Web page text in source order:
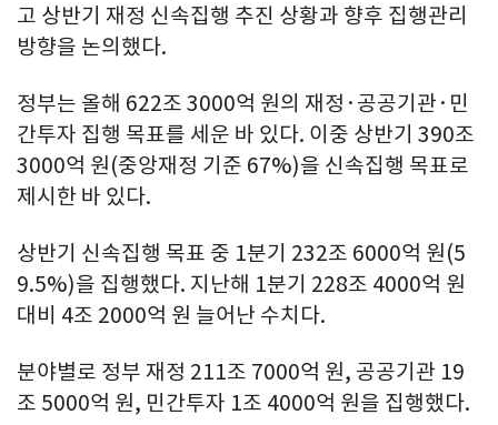
고 상반기 재정 신속집행 추진 상황과 향후 집행관리
방향을 논의했다.
정부는 올해 622조 3000억 원의 재정·공공기관·민
간투자 집행 목표를 세운 바 있다. 이중 상반기 390조
3000억 원(중앙재정 기준 67%)을 신속집행 목표로
제시한 바 있다.
상반기 신속집행 목표 중 1분기 232조 6000억 원(5
9.5%)을 집행했다. 지난해 1분기 228조 4000억 원
대비 4조 2000억 원 늘어난 수치다.
분야별로 정부 재정 211조 7000억 원, 공공기관 19
조 5000억 원, 민간투자 1조 4000억 원을 집행했다.